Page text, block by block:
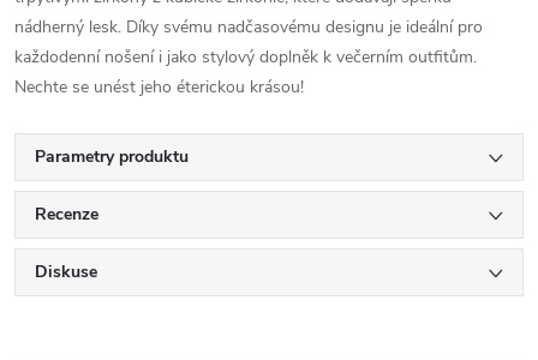
nádherný lesk. Díky svému nadčasovému designu je ideální pro
každodenní nošení i jako stylový doplněk k večerním outfitům.
Nechte se unést jeho éterickou krásou!
Parametry produktu
Recenze
Diskuse